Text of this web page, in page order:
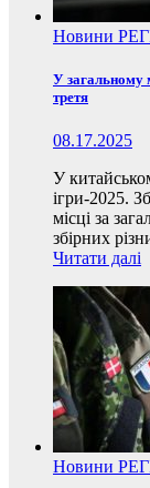
Новини
У загальному
третя
08.17.2025
У
ігри-2025.
місці за
збірних
Читати далі
Новини